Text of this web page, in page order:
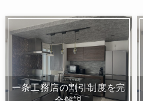
一条工務店の割引制度を完